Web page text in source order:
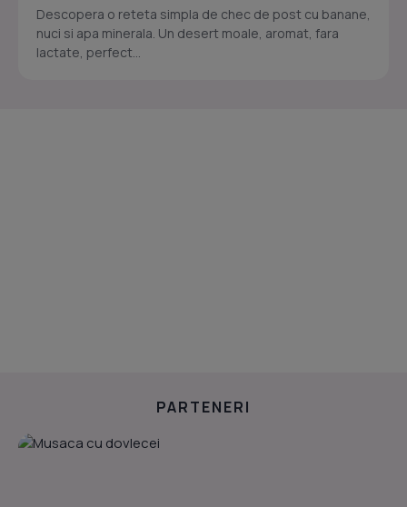
Descopera o reteta simpla de chec de post cu banane,
nuci si apa minerala. Un desert moale, aromat, fara
lactate, perfect...
PARTENERI